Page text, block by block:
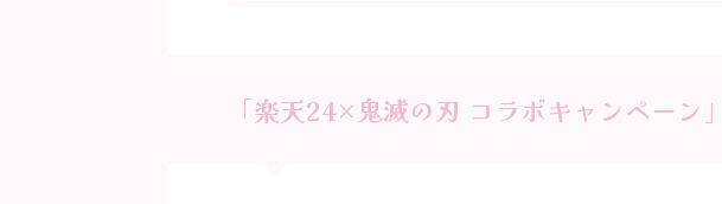
「楽天24×鬼滅の刃 コラボキャンペーン」